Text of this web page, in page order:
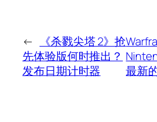
←
《杀戮尖塔 2》抢
先体验版何时推出？
发布日期计时器
最新